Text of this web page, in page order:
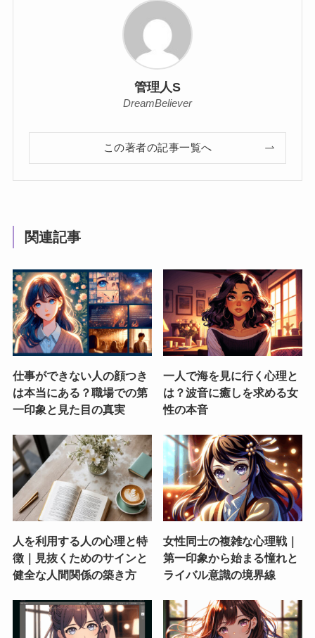
管理人S
DreamBeliever
この著者の記事一覧へ
関連記事
仕事ができない人の顔つき
は本当にある？職場での第
一印象と見た目の真実
一人で海を見に行く心理と
は？波音に癒しを求める女
性の本音
人を利用する人の心理と特
徴｜見抜くためのサインと
健全な人間関係の築き方
女性同士の複雑な心理戦｜
第一印象から始まる憧れと
ライバル意識の境界線